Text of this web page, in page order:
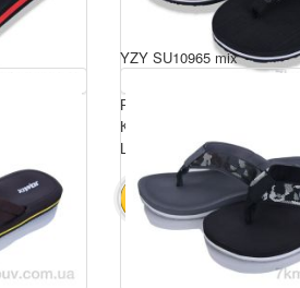
Розмірний ряд: 40-45
Комплектація ящика: 24
Ціна за пару: 210 грн.
В КОШИК 5040 грн.
YZY SU10965 mix